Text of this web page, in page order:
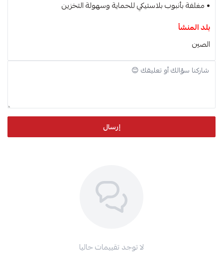
• مغلفة بأنبوب بلاستيكي للحماية وسهولة التخزين
بلد المنشأ
الصين
إرسال
لا توجد تقييمات حاليا